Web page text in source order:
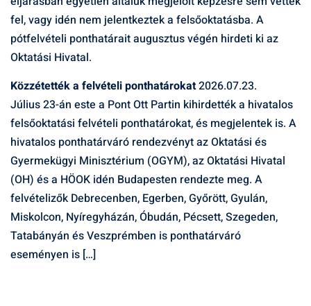
fel, vagy idén nem jelentkeztek a felsőoktatásba. A
pótfelvételi ponthatárait augusztus végén hirdeti ki az
Oktatási Hivatal.
Közzétették a felvételi ponthatárokat2026.07.23.
Július 23-án este a Pont Ott Partin kihirdették a hivatalos
felsőoktatási felvételi ponthatárokat, és megjelentek is. A
hivatalos ponthatárváró rendezvényt az Oktatási és
Gyermekügyi Minisztérium (OGYM), az Oktatási Hivatal
(OH) és a HÖOK idén Budapesten rendezte meg. A
felvételizők Debrecenben, Egerben, Győrött, Gyulán,
Miskolcon, Nyíregyházán, Óbudán, Pécsett, Szegeden,
Tatabányán és Veszprémben is ponthatárváró
eseményen is […]